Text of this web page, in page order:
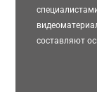
составляют